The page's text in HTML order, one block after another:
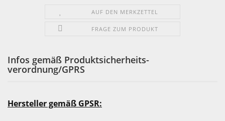
AUF DEN MERKZETTEL
FRAGE ZUM PRODUKT
Infos gemäß Produktsicherheits-
verordnung/GPRS
Hersteller gemäß GPSR: